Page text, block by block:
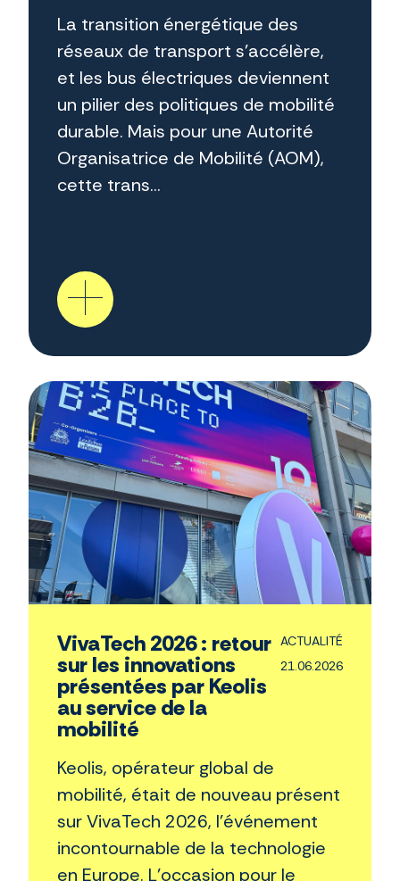
La transition énergétique des
réseaux de transport s’accélère,
et les bus électriques deviennent
un pilier des politiques de mobilité
durable. Mais pour une Autorité
Organisatrice de Mobilité (AOM),
cette trans...
VivaTech 2026 : retour
sur les innovations
présentées par Keolis
au service de la
mobilité
ACTUALITÉ
21.06.2026
Keolis, opérateur global de
mobilité, était de nouveau présent
sur VivaTech 2026, l'événement
incontournable de la technologie
en Europe. L’occasion pour le